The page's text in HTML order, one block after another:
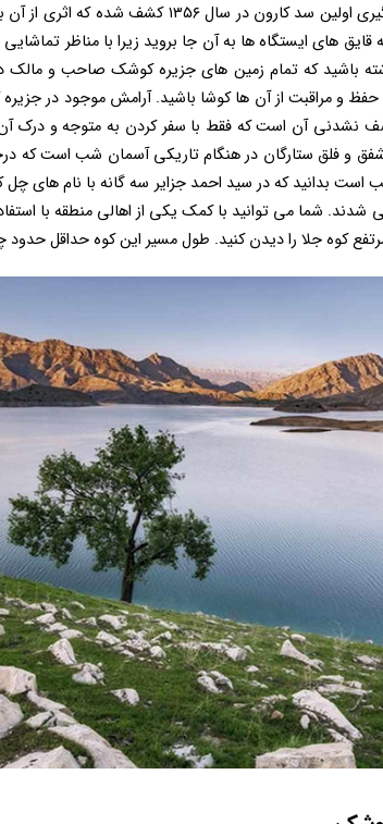
داخل یکی از روستا در هنگام آبگیری اولین سد
قایق های ایستگاه ها به آن جا بروید زیرا با مناظر
باشید که تمام زمین های جزیره کوشک صاحب و مالک
حفظ و مراقبت از آن ها کوشا باشید. آرامش موجود در
نشدنی آن است که فقط با سفر کردن به متوجه و درک
و فلق ستارگان در هنگام تاریکی آسمان شب است که
است بدانید که در سید احمد جزایر سه گانه با نام های چل
شما می توانید با کمک یکی از اهالی منطقه با
کوه جلا را دیدن کنید. طول مسیر این کوه حداقل